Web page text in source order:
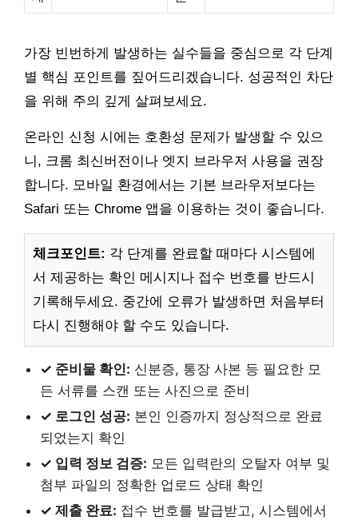
가장 빈번하게 발생하는 실수들을 중심으로 각 단계
별 핵심 포인트를 짚어드리겠습니다. 성공적인 차단
을 위해 주의 깊게 살펴보세요.
온라인 신청 시에는 호환성 문제가 발생할 수 있으
니, 크롬 최신버전이나 엣지 브라우저 사용을 권장
합니다. 모바일 환경에서는 기본 브라우저보다는
Safari 또는 Chrome 앱을 이용하는 것이 좋습니다.
체크포인트: 각 단계를 완료할 때마다 시스템에
서 제공하는 확인 메시지나 접수 번호를 반드시
기록해두세요. 중간에 오류가 발생하면 처음부터
다시 진행해야 할 수도 있습니다.
✓ 준비물 확인: 신분증, 통장 사본 등 필요한 모
든 서류를 스캔 또는 사진으로 준비
✓ 로그인 성공: 본인 인증까지 정상적으로 완료
되었는지 확인
✓ 입력 정보 검증: 모든 입력란의 오탈자 여부 및
첨부 파일의 정확한 업로드 상태 확인
✓ 제출 완료: 접수 번호를 발급받고, 시스템에서